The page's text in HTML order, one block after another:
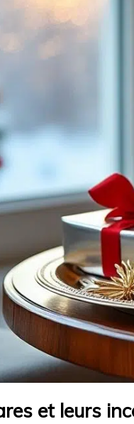
et leurs